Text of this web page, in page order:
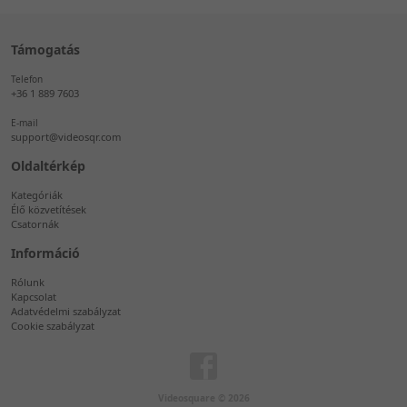
Támogatás
Telefon
+36 1 889 7603
E-mail
support@videosqr.com
Oldaltérkép
Kategóriák
Élő közvetítések
Csatornák
Információ
Rólunk
Kapcsolat
Adatvédelmi szabályzat
Cookie szabályzat